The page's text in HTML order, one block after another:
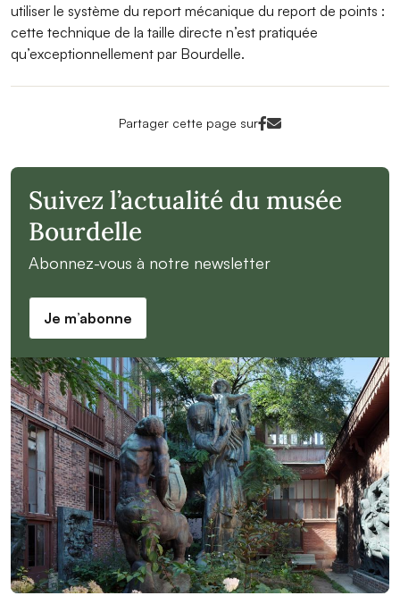
utiliser le système du report mécanique du report de points :
cette technique de la taille directe n’est pratiquée
qu’exceptionnellement par Bourdelle.
Partager cette page surFacebook<
Mail<
Suivez l’actualité du musée
Bourdelle
Abonnez-vous à notre newsletter
Je m’abonne